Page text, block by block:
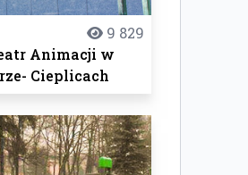
9 829
Animacji w
Cieplicach